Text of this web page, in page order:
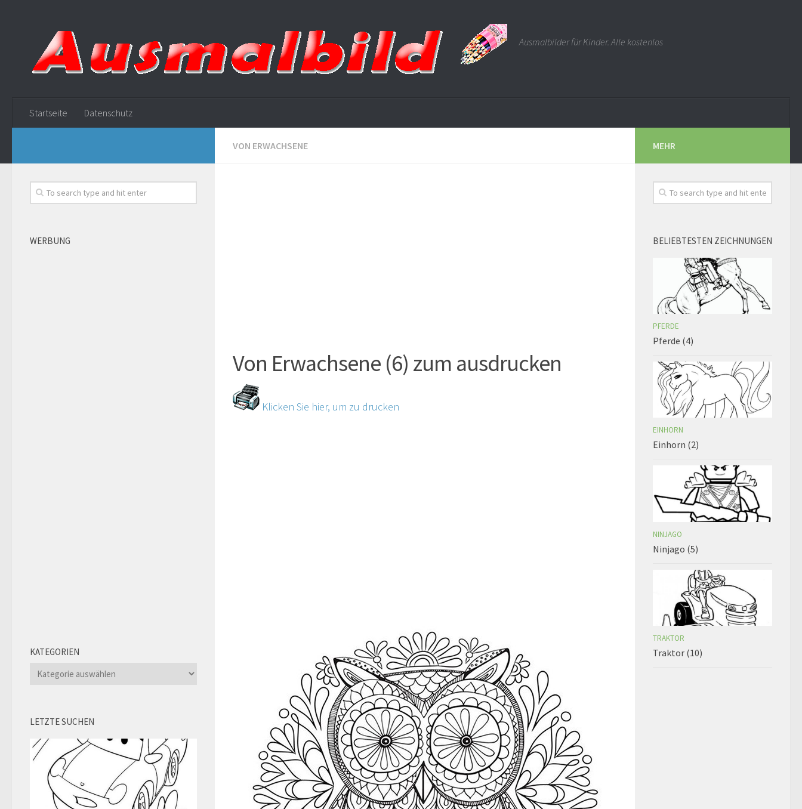
Ausmalbilder für Kinder. Alle kostenlos
Startseite Datenschutz
VON ERWACHSENE
Von Erwachsene (6) zum ausdrucken
Klicken Sie hier, um zu drucken
WERBUNG
KATEGORIEN
Kategorien
LETZTE SUCHEN
MEHR
BELIEBTESTEN ZEICHNUNGEN
PFERDE
Pferde (4)
EINHORN
Einhorn (2)
NINJAGO
Ninjago (5)
TRAKTOR
Traktor (10)